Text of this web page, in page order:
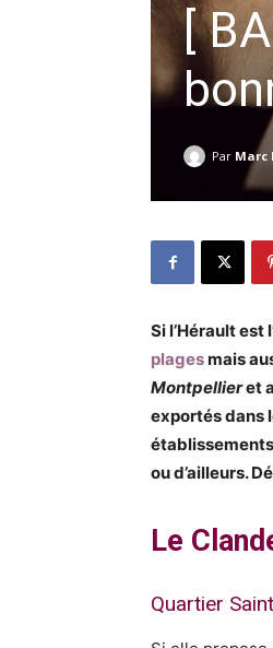
[
Par Marc
Si l’Hérault est
plagesmais
Montpellieret
exportés dans
ou d’ailleurs.
Le
Quartier